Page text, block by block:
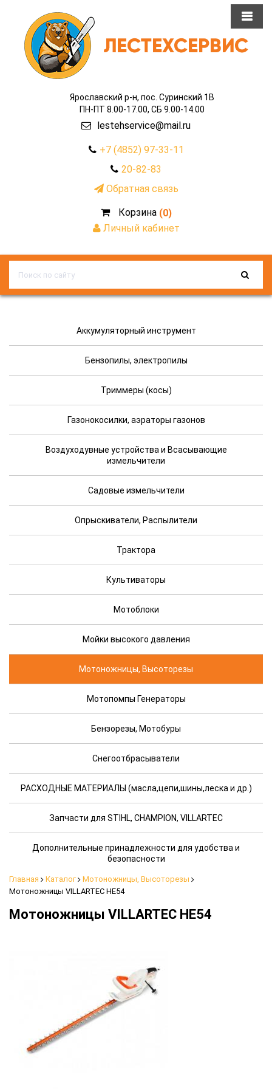
Ярославский р-н, пос. Суринский 1В
ПН-ПТ 8.00-17.00, СБ 9.00-14.00
lestehservice@mail.ru
+7 (4852) 97-33-11
20-82-83
Обратная связь
Корзина (0)
Личный кабинет
Аккумуляторный инструмент
Бензопилы, электропилы
Триммеры (косы)
Газонокосилки, аэраторы газонов
Воздуходувные устройства и Всасывающие
измельчители
Садовые измельчители
Опрыскиватели, Распылители
Трактора
Культиваторы
Мотоблоки
Мойки высокого давления
Мотоножницы, Высоторезы
Мотопомпы Генераторы
Бензорезы, Мотобуры
Снегоотбрасыватели
РАСХОДНЫЕ МАТЕРИАЛЫ (масла,цепи,шины,леска и др.)
Запчасти для STIHL, CHAMPION, VILLARTEC
Дополнительные принадлежности для удобства и
безопасности
Главная Каталог
Мотоножницы, Высоторезы
Мотоножницы VILLARTEC HE54
Мотоножницы VILLARTEC HE54